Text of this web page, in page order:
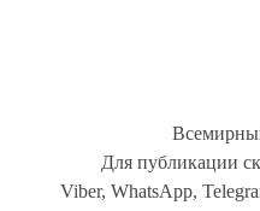
Для публикации
Viber, WhatsApp,